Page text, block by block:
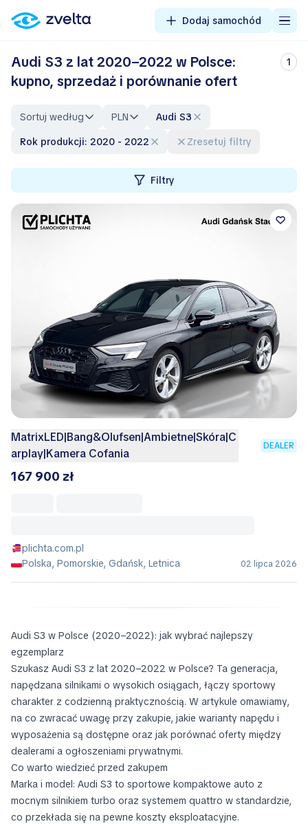
Dodaj samochód
Audi S3 z lat 2020–2022 w Polsce:
kupno, sprzedaż i porównanie ofert
1
Sortuj według PLN
Audi S3
Rok produkcji: 2020 - 2022
Zresetuj filtry
Filtry
MatrixLED|Bang&Olufsen|Ambietne|Skóra|C
arplay|Kamera Cofania
DEALER
167 900 zł
plichta.com.pl
Polska, Pomorskie, Gdańsk, Letnica
02 lipca 2026
Audi S3 w Polsce (2020–2022): jak wybrać najlepszy
egzemplarz
Szukasz Audi S3 z lat 2020–2022 w Polsce? Ta generacja,
napędzana silnikami o wysokich osiągach, łączy sportowy
charakter z codzienną praktycznością. W artykule omawiamy,
na co zwracać uwagę przy zakupie, jakie warianty napędu i
wyposażenia są dostępne oraz jak porównać oferty między
dealerami a ogłoszeniami prywatnymi.
Co warto wiedzieć przed zakupem
Marka i model: Audi S3 to sportowe kompaktowe auto z
mocnym silnikiem turbo oraz systemem quattro w standardzie,
co przekłada się na pewne koszty eksploatacyjne.